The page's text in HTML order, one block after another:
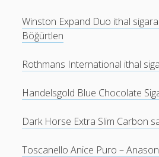
Winston Expand Duo ithal
Böğürtlen
Rothmans International ithal
Handelsgold Blue Chocolate
Dark Horse Extra Slim Carbon
Toscanello Anice Puro – Anason